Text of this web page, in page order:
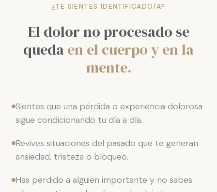
¿TE SIENTES IDENTIFICADO/A?
El dolor no procesado se
quedaen el cuerpo y en la
mente.
Sientes que una pérdida o experiencia dolorosa
sigue condicionando tu día a día.
Revives situaciones del pasado que te generan
ansiedad, tristeza o bloqueo.
Has perdido a alguien importante y no sabes